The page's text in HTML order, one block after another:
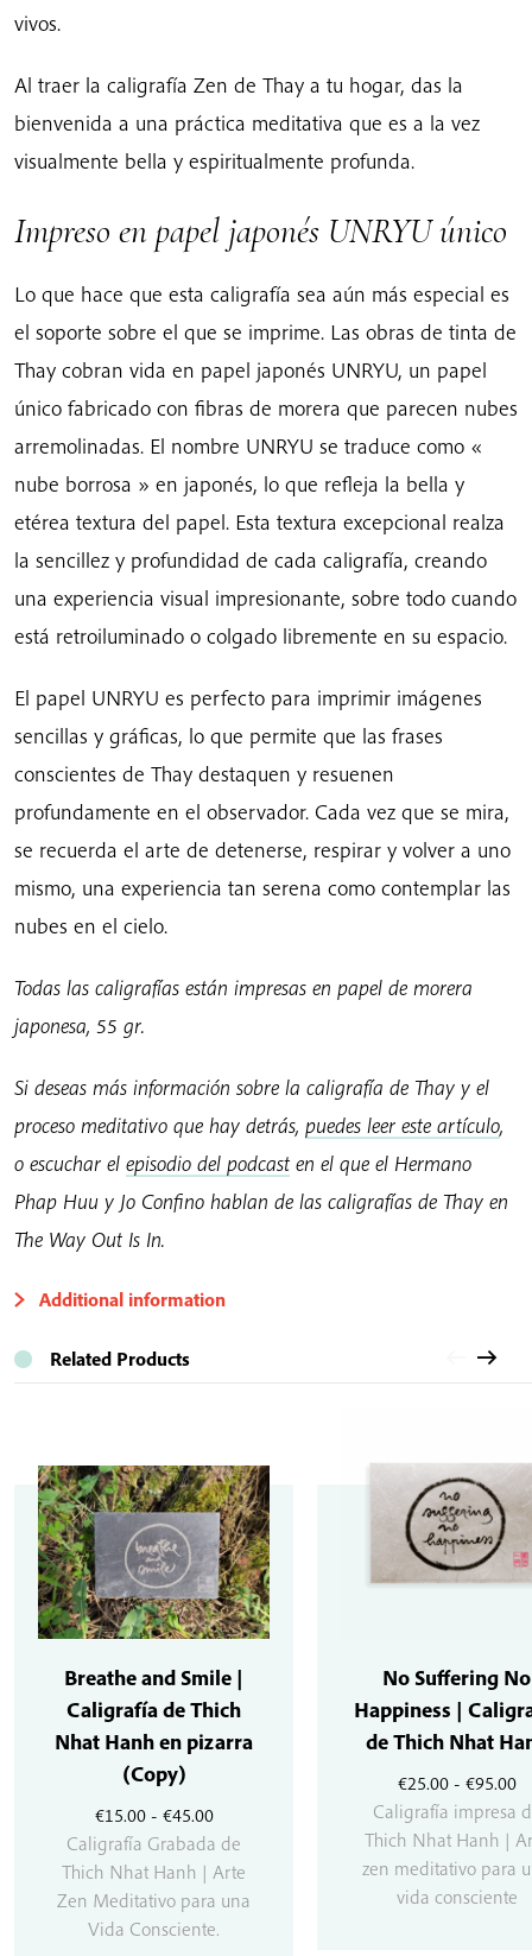
vivos.
Al traer la caligrafía Zen de Thay a tu hogar, das la
bienvenida a una práctica meditativa que es a la vez
visualmente bella y espiritualmente profunda.
Impreso en papel japonés UNRYU único
Lo que hace que esta caligrafía sea aún más especial es
el soporte sobre el que se imprime. Las obras de tinta de
Thay cobran vida en papel japonés UNRYU, un papel
único fabricado con fibras de morera que parecen nubes
arremolinadas. El nombre UNRYU se traduce como «
nube borrosa » en japonés, lo que refleja la bella y
etérea textura del papel. Esta textura excepcional realza
la sencillez y profundidad de cada caligrafía, creando
una experiencia visual impresionante, sobre todo cuando
está retroiluminado o colgado libremente en su espacio.
El papel UNRYU es perfecto para imprimir imágenes
sencillas y gráficas, lo que permite que las frases
conscientes de Thay destaquen y resuenen
profundamente en el observador. Cada vez que se mira,
se recuerda el arte de detenerse, respirar y volver a uno
mismo, una experiencia tan serena como contemplar las
nubes en el cielo.
Todas las caligrafías están impresas en papel de morera
japonesa, 55 gr.
Si deseas más información sobre la caligrafía de Thay y el
proceso meditativo que hay detrás, puedes leer este artículo,
o escuchar el episodio del podcast en el que el Hermano
Phap Huu y Jo Confino hablan de las caligrafías de Thay en
The Way Out Is In.
Additional information
Related Products
€15.00 - €45.00Rango
de
precios:
desde
€15.00
Breathe and Smile |
Caligrafía de Thich
Nhat Hanh en pizarra
(Copy)
Caligrafía Grabada de
Thich Nhat Hanh | Arte
Zen Meditativo para una
Vida Consciente.
€25.00 - €95.00
No Suffering No
Happiness |
de Thich Nhat
Caligrafía impresa
Thich Nhat Hanh |
zen meditativo para
vida consciente